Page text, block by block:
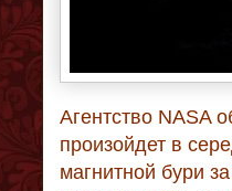
Агентство NASA
произойдет в
магнитной бури